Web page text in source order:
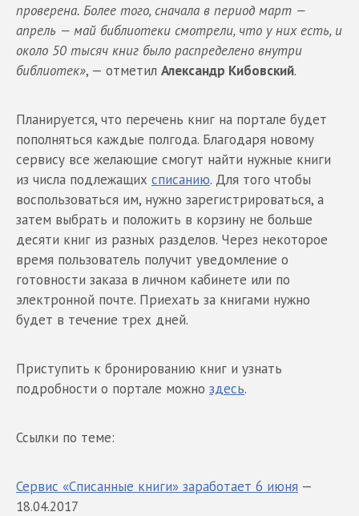
проверена. Более того, сначала в период март —
апрель — май библиотеки смотрели, что у них есть, и
около 50 тысяч книг было распределено внутри
библиотек», — отметил Александр Кибовский.
Планируется, что перечень книг на портале будет
пополняться каждые полгода. Благодаря новому
сервису все желающие смогут найти нужные книги
из числа подлежащих списанию. Для того чтобы
воспользоваться им, нужно зарегистрироваться, а
затем выбрать и положить в корзину не больше
десяти книг из разных разделов. Через некоторое
время пользователь получит уведомление о
готовности заказа в личном кабинете или по
электронной почте. Приехать за книгами нужно
будет в течение трех дней.
Приступить к бронированию книг и узнать
подробности о портале можно здесь.
Ссылки по теме:
Сервис «Списанные книги» заработает 6 июня —
18.04.2017